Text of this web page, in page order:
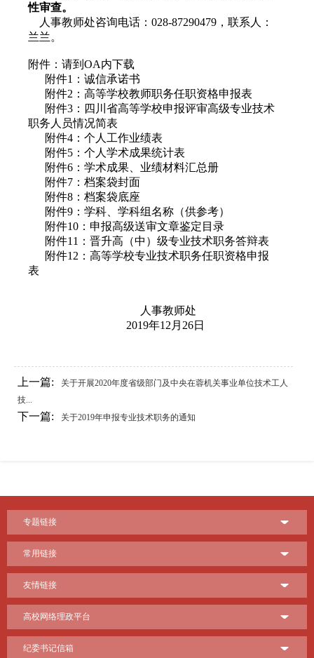
性审查。
人事教师处咨询电话：028-87290479，联系人：
兰兰。
附件：请到OA内下载
附件1：诚信承诺书
附件2：高等学校教师职务任职资格申报表
附件3：四川省高等学校申报评审高级专业技术
职务人员情况简表
附件4：个人工作业绩表
附件5：个人学术成果统计表
附件6：学术成果、业绩材料汇总册
附件7：档案袋封面
附件8：档案袋底座
附件9：学科、学科组名称（供参考）
附件10：申报高级送审文章鉴定目录
附件11：晋升高（中）级专业技术职务答辩表
附件12：高等学校专业技术职务任职资格申报
表
人事教师处
2019年12月26日
上一篇:
关于开展2020年度省级部门及中央在蓉机关事业单位技术工人
技...
下一篇: 关于2019年申报专业技术职务的通知
专题链接
常用链接
友情链接
高校网络理政平台
纪委书记信箱